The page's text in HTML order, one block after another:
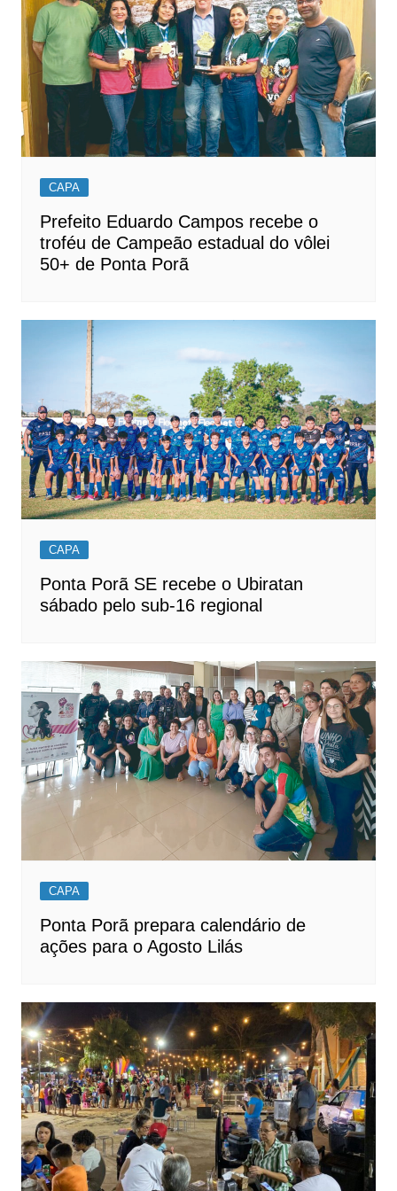
CAPA
Prefeito Eduardo Campos recebe o
troféu de Campeão estadual do vôlei
50+ de Ponta Porã
CAPA
Ponta Porã SE recebe o Ubiratan
sábado pelo sub-16 regional
CAPA
Ponta Porã prepara calendário de
ações para o Agosto Lilás